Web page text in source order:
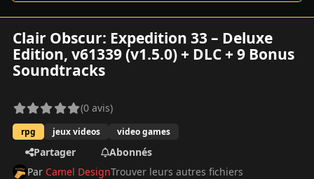
Clair Obscur: Expedition 33 – Deluxe
Edition, v61339 (v1.5.0) + DLC + 9 Bonus
Soundtracks
(0 avis)
rpg jeux videos video games
Partager
Abonnés
Par Camel DesignTrouver leurs autres fichiers